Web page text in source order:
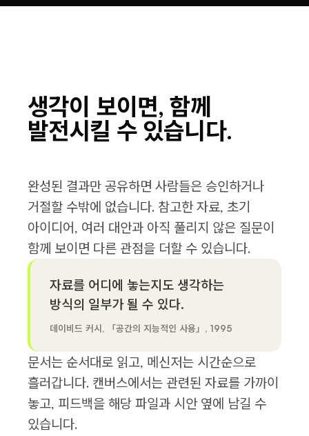
생각이 보이면, 함께
발전시킬 수 있습니다.
완성된 결과만 공유하면 사람들은 승인하거나
거절할 수밖에 없습니다. 참고한 자료, 초기
아이디어, 여러 대안과 아직 풀리지 않은 질문이
함께 보이면 다른 관점을 더할 수 있습니다.
자료를 어디에 놓는지도 생각하는
방식의 일부가 될 수 있다.
데이비드 커시, 「공간의 지능적인 사용」, 1995
문서는 순서대로 읽고, 메신저는 시간순으로
흘러갑니다. 캔버스에서는 관련된 자료를 가까이
놓고, 피드백을 해당 파일과 시안 옆에 남길 수
있습니다.